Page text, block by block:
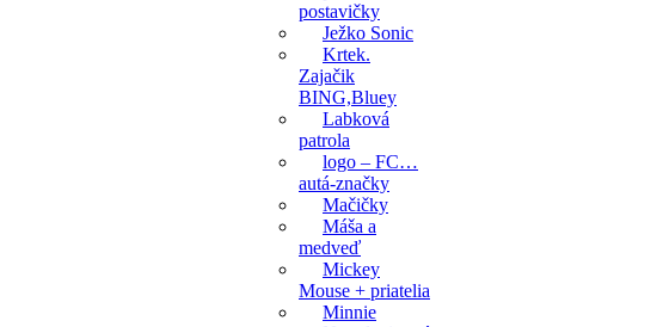
postavičky
Ježko Sonic
Krtek.
Zajačik
BING,Bluey
Labková
patrola
logo – FC…
autá-značky
Mačičky
Máša a
medveď
Mickey
Mouse + priatelia
Minnie